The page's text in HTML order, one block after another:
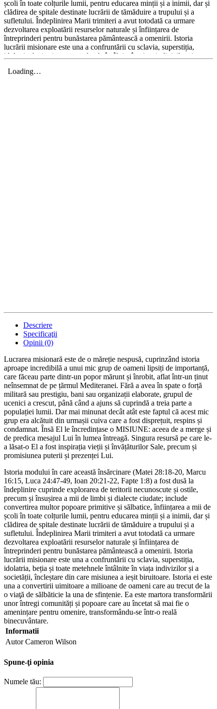
școli în toate colțurile lumii, pentru educarea minții și a inimii, dar și
clădirea de spitale destinate lucrării de tămăduire a trupului și a
sufletului. Îndeplinirea Marii trimiteri a avut totodată ca urmare
dezvoltarea exploatării resurselor naturale și înființarea de
întreprinderi pentru bunăstarea pământească a omenirii. Istoria
lucrării misionare este una a confruntării cu sclavia, superstiția,
idolatria, beția și toate metehnele întâlnite în viața indivizilor și a
una a convertirii uimitoare a milioane de oameni care au trecut de la
Descriere
Specificaţii
Opinii (0)
Lucrarea misionară este de o măreție nespusă, cuprinzând istoria
aproape incredibilă a unui mic grup de oameni lipsiți de importanță,
care făceau parte dintr-un popor mărunt și înrobit, aflat într-un ținut
neînsemnat de pe țărmul Mediteranei. Fără a avea în spate o forță
militară sau prestigiu, bani sau organizații elaborate, grupul de
ucenici a crescut, până când a ajuns să cuprindă a treia parte a
populației lumii. Dar mai minunat decât atât este faptul că acest mic
grup era alcătuit din urmașii cuiva care a fost disprețuit, respins și
condamnat. Însă El le încredințase o MISIUNE: aceea de a merge și
de predica mesajul Lui în lumea întreagă. Singura resursă pe care le-
a lăsat-o El a fost inspirația vieții și învățăturilor Sale, precum și
promisiunea puterii și prezenței Lui.
Istoria modului în care această însărcinare (Matei 28:18-20, Marcu
16:15, Luca 24:47-49, Ioan 20:21-22, Fapte 1:8) a fost dusă la
îndeplinire cuprinde explorarea de teritorii necunoscute și ostile,
precum și însușirea a mii de limbi și dialecte ciudate; include
convertirea multor popoare primitive și sălbatice, înființarea a mii de
școli în toate colțurile lumii, pentru educarea minții și a inimii, dar și
clădirea de spitale destinate lucrării de tămăduire a trupului și a
sufletului. Îndeplinirea Marii trimiteri a avut totodată ca urmare
dezvoltarea exploatării resurselor naturale și înființarea de
întreprinderi pentru bunăstarea pământească a omenirii. Istoria
lucrării misionare este una a confruntării cu sclavia, superstiția,
idolatria, beția și toate metehnele întâlnite în viața indivizilor și a
societății, încleștare din care misiunea a ieșit biruitoare. Istoria ei este
una a convertirii uimitoare a milioane de oameni care au trecut de la
o viaţă de sălbăticie la una de sfințenie. Ea este martora transformării
unor întregi comunități și popoare care au încetat să mai fie o
amenințare pentru omenire, transformându-se într-o reală
binecuvântare.
Informatii
Autor Cameron Wilson
Spune-ţi opinia
Numele tău: